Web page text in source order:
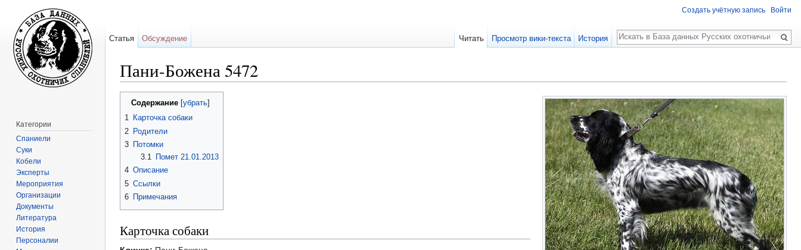
Пани-Божена 5472
Содержание убрать
1 Карточка собаки
2 Родители
3 Потомки
3.1
Помет 21.01.2013
4 Описание
5 Ссылки
6 Примечания
Карточка собаки
Создать учётную запись Войти
Статья Обсуждение Читать Просмотр вики-текста История
Поиск
Категории
Спаниели
Суки
Кобели
Эксперты
Мероприятия
Организации
Документы
Литература
История
Персоналии